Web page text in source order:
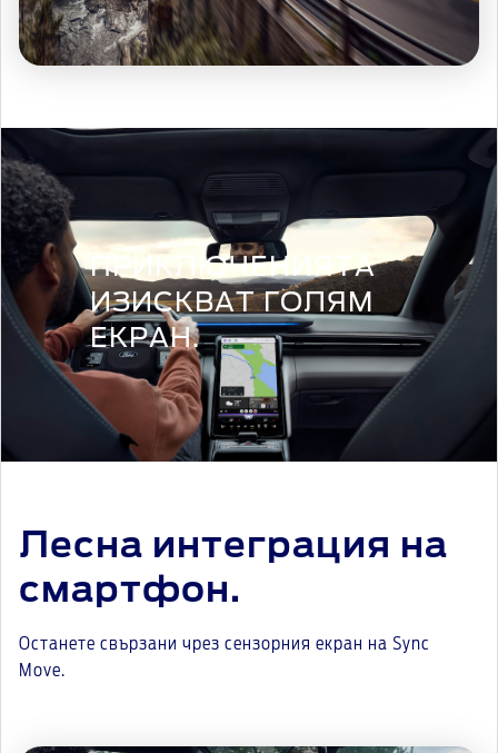
ПРИКЛЮЧЕНИЯТА
ИЗИСКВАТ ГОЛЯМ
ЕКРАН.
Лесна интеграция на
смартфон.
Останете свързани чрез сензорния екран на Sync
Move.